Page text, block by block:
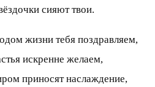
сияют твои.
жизни тебя поздравляем,
искренне желаем,
приносят наслаждение,